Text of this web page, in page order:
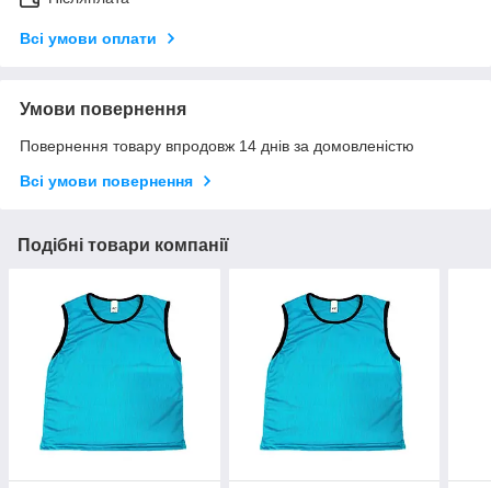
Всі умови оплати
Умови повернення
Повернення товару впродовж 14 днів за домовленістю
Всі умови повернення
Подібні товари компанії